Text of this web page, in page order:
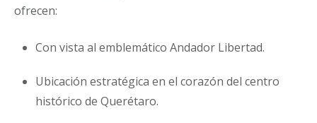
ofrecen:
Con vista al emblemático Andador Libertad.
Ubicación estratégica en el corazón del centro
histórico de Querétaro.